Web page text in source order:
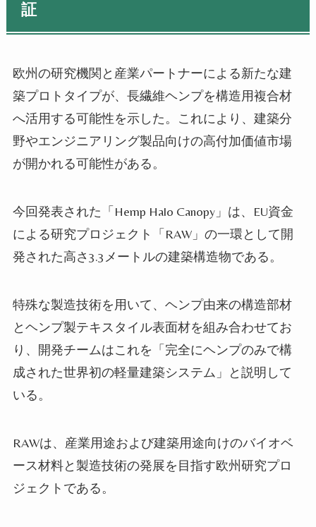
証
欧州の研究機関と産業パートナーによる新たな建
築プロトタイプが、長繊維ヘンプを構造用複合材
へ活用する可能性を示した。これにより、建築分
野やエンジニアリング製品向けの高付加価値市場
が開かれる可能性がある。
今回発表された「Hemp Halo Canopy」は、EU資金
による研究プロジェクト「RAW」の一環として開
発された高さ3.3メートルの建築構造物である。
特殊な製造技術を用いて、ヘンプ由来の構造部材
とヘンプ製テキスタイル表面材を組み合わせてお
り、開発チームはこれを「完全にヘンプのみで構
成された世界初の軽量建築システム」と説明して
いる。
RAWは、産業用途および建築用途向けのバイオベ
ース材料と製造技術の発展を目指す欧州研究プロ
ジェクトである。